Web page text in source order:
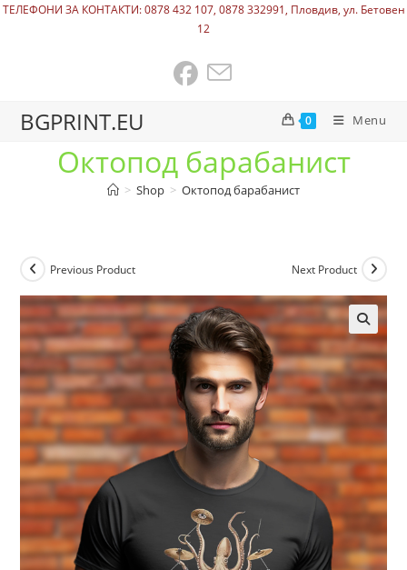
ТЕЛЕФОНИ ЗА КОНТАКТИ: 0878 432 107, 0878 332991, Пловдив, ул. Бетовен
12
BGPRINT.EU 0 Menu
Октопод барабанист
> Shop > Октопод барабанист
Previous Product Next Product